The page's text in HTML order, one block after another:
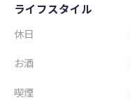
ライフスタイル
休日
お酒
喫煙